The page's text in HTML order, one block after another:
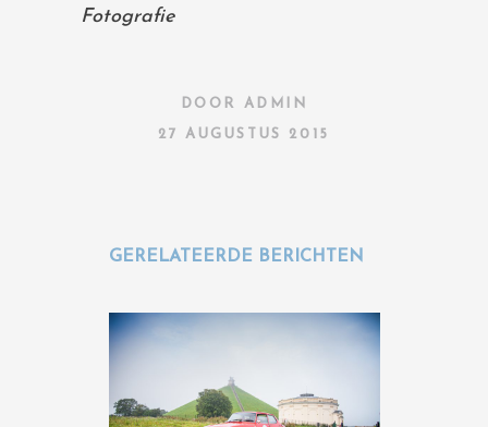
Fotografie
DOOR ADMIN
27 AUGUSTUS 2015
GERELATEERDE BERICHTEN